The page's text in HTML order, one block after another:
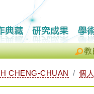
教
CHENG-CHUAN 個